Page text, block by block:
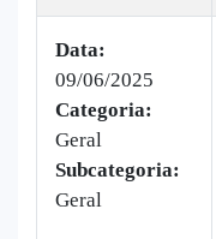
Data:
09/06/2025
Categoria:
Geral
Subcategoria:
Geral